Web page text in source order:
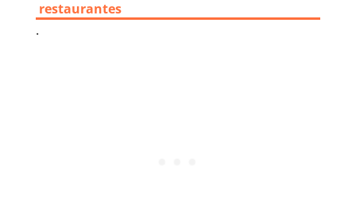
restaurantes
.